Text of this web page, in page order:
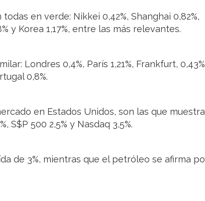
en verde: Nikkei 0,42%, Shanghai 0,82%,
y Korea 1,17%, entre las más relevantes.
Londres 0,4%, París 1,21%, Frankfurt,
0,8%.
en Estados Unidos, son las que
S$P 500 2,5% y Nasdaq 3,5%.
de 3%, mientras que el petróleo se afirma